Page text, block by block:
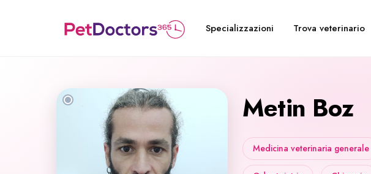
Specializzazioni Trova veterinario
Metin Boz
Medicina veterinaria generale